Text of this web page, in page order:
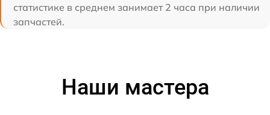
статистике в среднем занимает 2 часа при наличии
запчастей.
Наши мастера